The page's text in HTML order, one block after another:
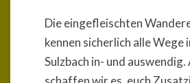
Teil
1
Die eingefleischten
kennen sicherlich alle Wege
Sulzbach in- und